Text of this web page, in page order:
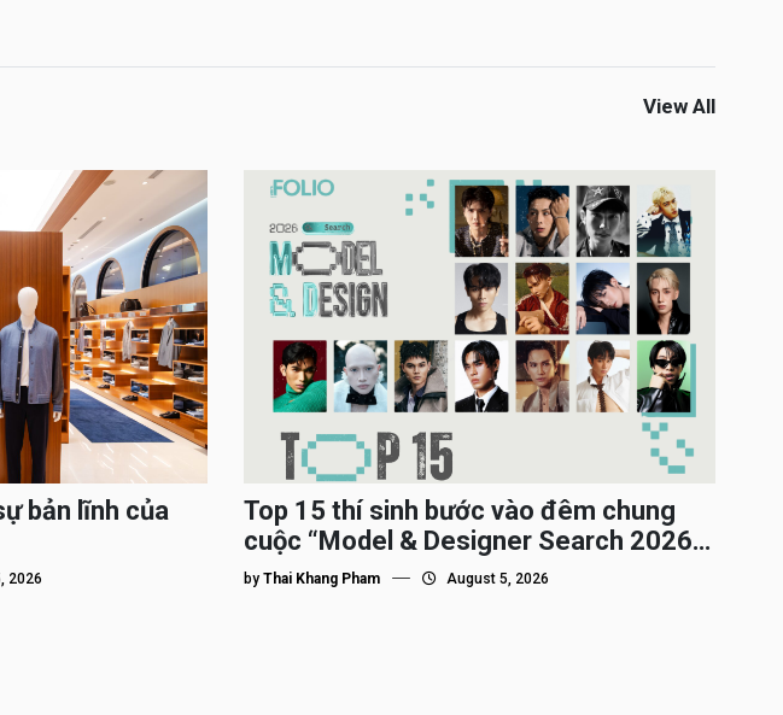
View All
bản lĩnh của
2026
Top 15 thí sinh bước vào đêm chung
cuộc “Model & Designer Search 2026”,
họ là ai?
byThai Khang Pham August 5, 2026